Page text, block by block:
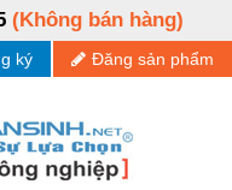
(Không bán hàng)
Đăng sản phẩm
ký